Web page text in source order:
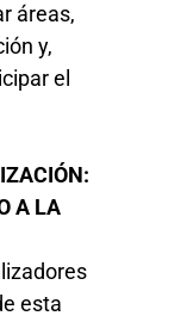
áreas,
y,
el
A LA
esta